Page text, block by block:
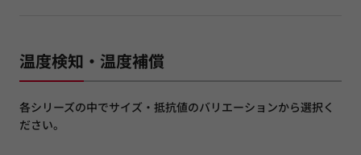
温度検知・温度補償
各シリーズの中でサイズ・抵抗値のバリエーションから選択く
ださい。